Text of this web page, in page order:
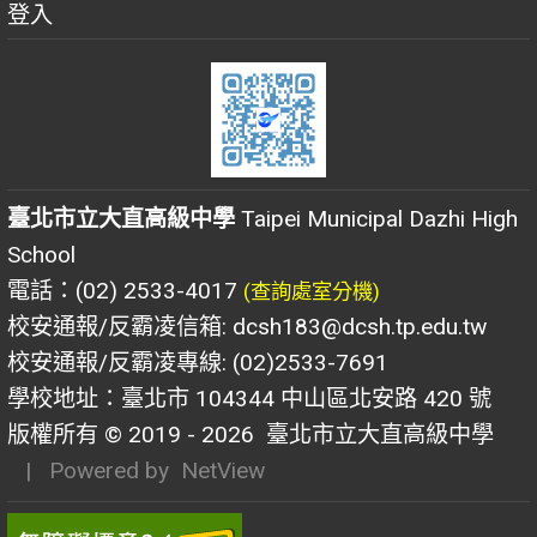
登入
臺北市立大直高級中學 Taipei Municipal Dazhi High
School
電話：(02) 2533-4017 (查詢處室分機)
校安通報/反霸凌信箱: dcsh183@dcsh.tp.edu.tw
校安通報/反霸凌專線: (02)2533-7691
學校地址：臺北市 104344 中山區北安路 420 號
版權所有 © 2019 - 2026 臺北市立大直高級中學
| Powered by NetView